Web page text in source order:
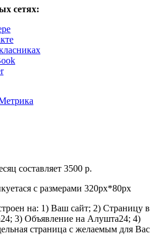
сетях:
составляет 3500 р.
с размерами 320px*80px
на: 1) Ваш сайт; 2) Страницу в
3) Объявление на Алушта24; 4)
страница с желаемым для Вас